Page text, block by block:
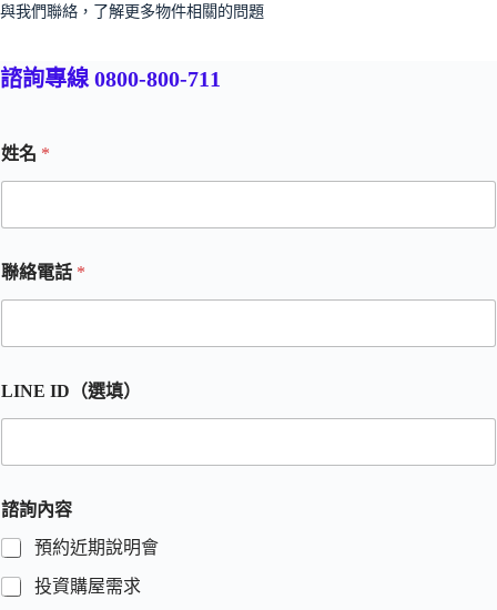
與我們聯絡，了解更多物件相關的問題
諮詢專線 0800-800-711
姓名 *
聯絡電話 *
LINE ID（選填）
諮詢內容
預約近期說明會
投資購屋需求